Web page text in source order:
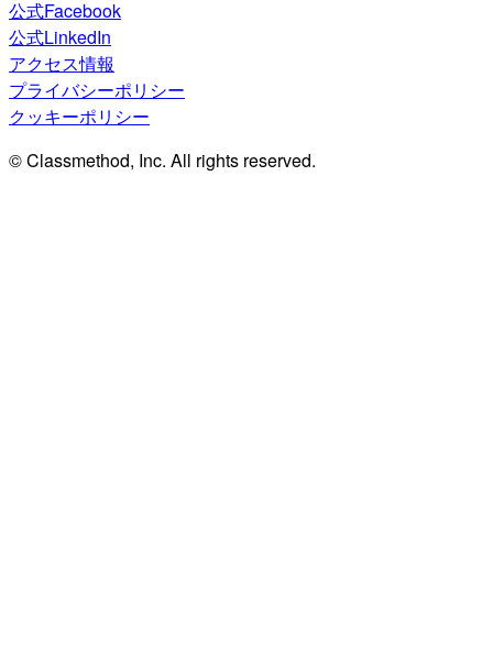
公式Facebook
公式LinkedIn
アクセス情報
プライバシーポリシー
クッキーポリシー
© Classmethod, Inc. All rights reserved.